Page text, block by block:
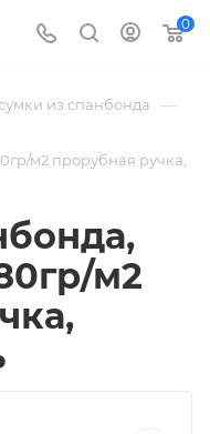
0
из спанбонда —
м2 прорубная ручка,
м2